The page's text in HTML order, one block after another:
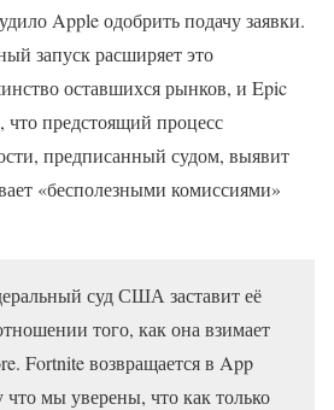
Apple одобрить подачу заявки.
запуск расширяет это
оставшихся рынков, и Epic
что предстоящий процесс
предписанный судом, выявит
«бесполезными комиссиями»
суд США заставит её
того, как она взимает
Fortnite возвращается в App
что мы уверены, что как только